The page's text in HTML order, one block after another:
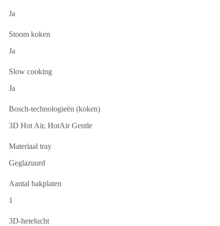
Ja
Stoom koken
Ja
Slow cooking
Ja
Bosch-technologieën (koken)
3D Hot Air, HotAir Gentle
Materiaal tray
Geglazuurd
Aantal bakplaten
1
3D-hetelucht